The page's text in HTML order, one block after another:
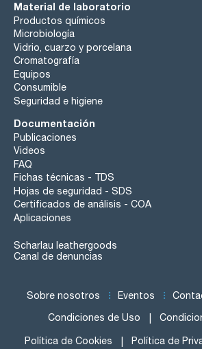
Material de laboratorio
Productos químicos
Microbiología
Vidrio, cuarzo y porcelana
Cromatografía
Equipos
Consumible
Seguridad e higiene
Documentación
Publicaciones
Videos
FAQ
Fichas técnicas - TDS
Hojas de seguridad - SDS
Certificados de análisis - COA
Aplicaciones
Scharlau leathergoods
Canal de denuncias
Sobre nosotros Eventos
Condiciones de Uso
Política de Cookies Política de